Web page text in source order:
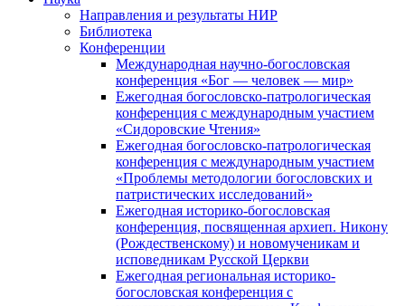
Направления и результаты НИР
Библиотека
Конференции
Международная научно-богословская
конференция «Бог — человек — мир»
Ежегодная богословско-патрологическая
конференция с международным участием
«Сидоровские Чтения»
Ежегодная богословско-патрологическая
конференция с международным участием
«Проблемы методологии богословских и
патристических исследований»
Ежегодная историко-богословская
конференция, посвященная архиеп. Никону
(Рождественскому) и новомученикам и
исповедникам Русской Церкви
Ежегодная региональная историко-
богословская конференция с